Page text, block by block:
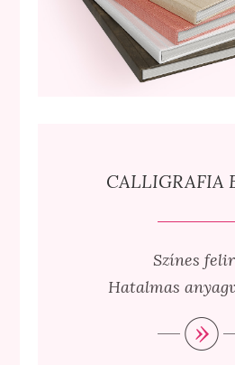
CALLIGRAFIA
Színes
Hatalmas